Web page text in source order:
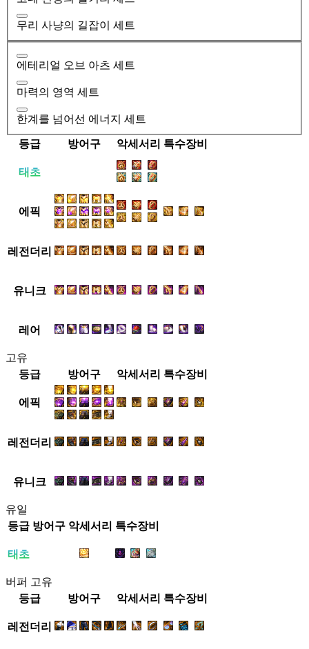
무리 사냥의 길잡이 세트
에테리얼 오브 아츠 세트
마력의 영역 세트
한계를 넘어선 에너지 세트
등급 방어구 악세서리 특수장비
태초
에픽
레전더리
유니크
레어
고유
등급
방어구 악세서리 특수장비
에픽
레전더리
유니크
유일
등급 방어구 악세서리 특수장비
태초
버퍼 고유
등급
방어구 악세서리 특수장비
레전더리